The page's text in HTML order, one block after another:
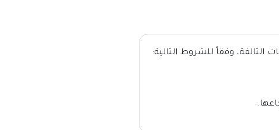
التالفة، وفقاً للشروط التالية: